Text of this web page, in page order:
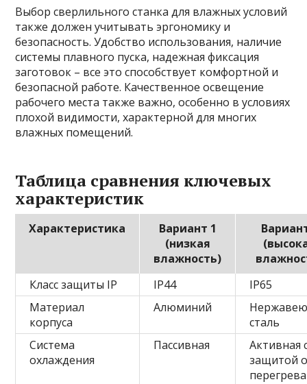
Выбор сверлильного станка для влажных условий
также должен учитывать эргономику и
безопасность. Удобство использования, наличие
системы плавного пуска, надежная фиксация
заготовок – все это способствует комфортной и
безопасной работе. Качественное освещение
рабочего места также важно, особенно в условиях
плохой видимости, характерной для многих
влажных помещений.
Таблица сравнения ключевых
характеристик
Характеристика
Вариант 1
(низкая
влажность)
Класс защиты IP
IP44
IP65
Материал
корпуса
Алюминий
сталь
Система
охлаждения
Пассивная
Активная
защитой
перегрева